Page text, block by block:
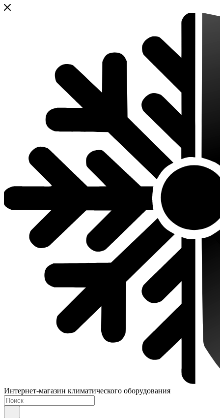
Интернет-магазин климатического оборудования